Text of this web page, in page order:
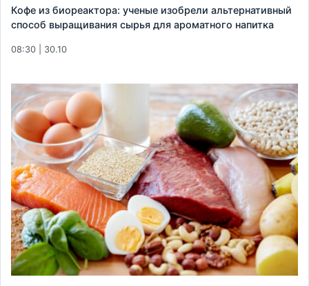
Кофе из биореактора: ученые изобрели альтернативный
способ выращивания сырья для ароматного напитка
08:30 | 30.10